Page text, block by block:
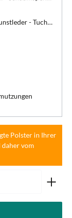
DentaProtect Schutz und Pflege für Kunstleder - Tuchspenderdose
Polster in Ihrer
vom
Wert ein oder